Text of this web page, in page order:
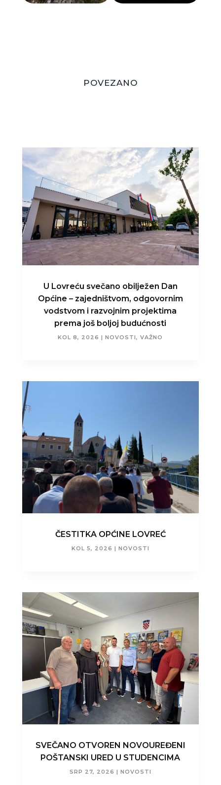
POVEZANO
U Lovreću svečano obilježen Dan
Općine – zajedništvom, odgovornim
vodstvom i razvojnim projektima
prema još boljoj budućnosti
KOL 8, 2026 |NOVOSTI,VAŽNO
ČESTITKA OPĆINE LOVREĆ
KOL 5, 2026 | NOVOSTI
SVEČANO OTVOREN NOVOUREĐENI
POŠTANSKI URED U STUDENCIMA
SRP 27, 2026 | NOVOSTI